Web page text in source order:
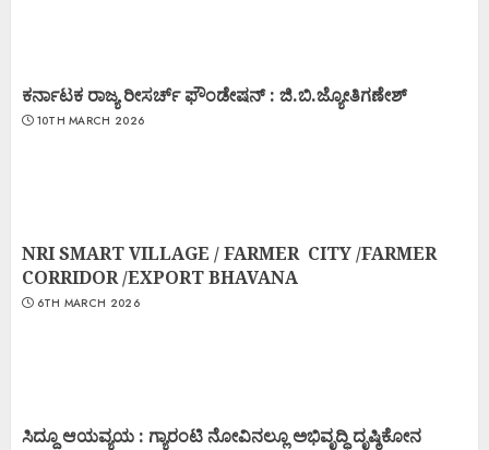
ಕರ್ನಾಟಕ ರಾಜ್ಯ ರೀಸರ್ಚ್ ಫೌಂಡೇಷನ್ : ಜಿ.ಬಿ.ಜ್ಯೋತಿಗಣೇಶ್
10TH MARCH 2026
NRI SMART VILLAGE / FARMER CITY /FARMER
CORRIDOR /EXPORT BHAVANA
6TH MARCH 2026
ಸಿದ್ದೂ ಆಯವ್ಯಯ : ಗ್ಯಾರಂಟಿ ನೋವಿನಲ್ಲೂ ಅಭಿವೃದ್ಧಿ ದೃಷ್ಠಿಕೋನ